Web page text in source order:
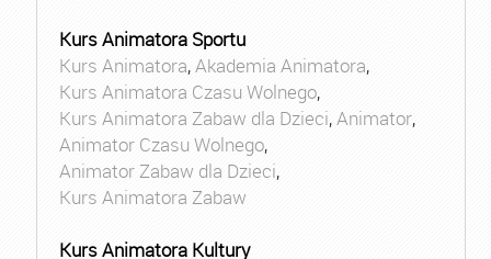
Kurs Animatora Sportu
Kurs Animatora,Akademia Animatora,
Kurs Animatora Czasu Wolnego,
Kurs Animatora Zabaw dla Dzieci,Animator,
Animator Czasu Wolnego,
Animator Zabaw dla Dzieci,
Kurs Animatora Zabaw
Kurs Animatora Kultury